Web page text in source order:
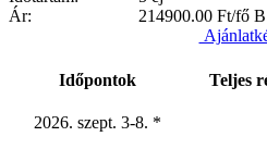
Ár:
214900.00 Ft/fő
Időpontok Teljes
2026. szept. 3-8. *